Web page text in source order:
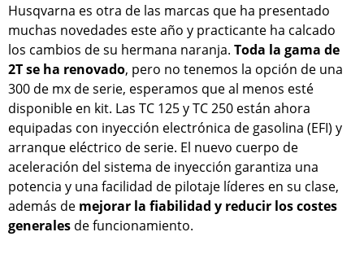
Husqvarna es otra de las marcas que ha presentado
muchas novedades este año y practicante ha calcado
los cambios de su hermana naranja. Toda la gama de
2T se ha renovado, pero no tenemos la opción de una
300 de mx de serie, esperamos que al menos esté
disponible en kit. Las TC 125 y TC 250 están ahora
equipadas con inyección electrónica de gasolina (EFI) y
arranque eléctrico de serie. El nuevo cuerpo de
aceleración del sistema de inyección garantiza una
potencia y una facilidad de pilotaje líderes en su clase,
además de mejorar la fiabilidad y reducir los costes
generales de funcionamiento.